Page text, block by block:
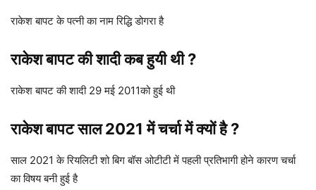
राकेश बापट के पत्नी का नाम रिद्धि डोगरा है
राकेश बापट की शादी कब हुयी थी ?
राकेश बापट की शादी 29 मई 2011को हुई थी
राकेश बापट साल 2021 में चर्चा में क्यों है ?
साल 2021 के रियलिटी शो बिग बॉस ओटीटी में पहली प्रतिभागी होने कारण चर्चा
का विषय बनी हुई है